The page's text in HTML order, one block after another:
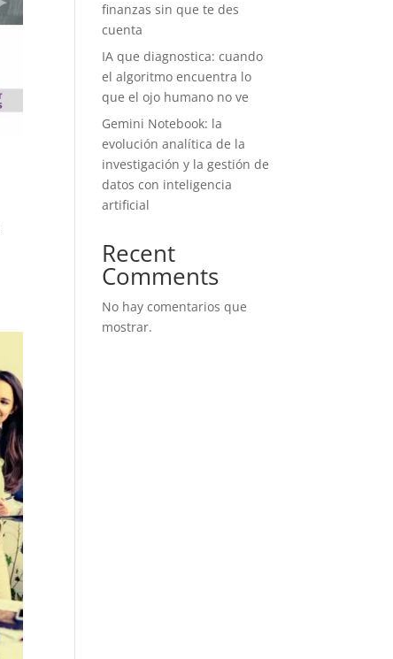
finanzas sin que te des
cuenta
IA que diagnostica: cuando
el algoritmo encuentra lo
que el ojo humano no ve
Gemini Notebook: la
evolución analítica de la
investigación y la gestión de
datos con inteligencia
artificial
Recent
Comments
No hay comentarios que
mostrar.